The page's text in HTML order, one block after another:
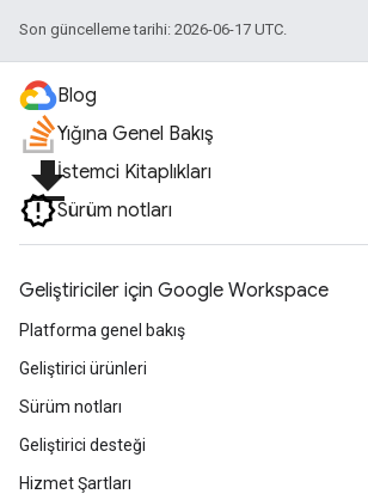
Son güncelleme tarihi: 2026-06-17 UTC.
Blog
Yığına Genel Bakış
file_downloadİstemci Kitaplıkları
Sürüm notları
Geliştiriciler için Google Workspace
Platforma genel bakış
Geliştirici ürünleri
Sürüm notları
Geliştirici desteği
Hizmet Şartları